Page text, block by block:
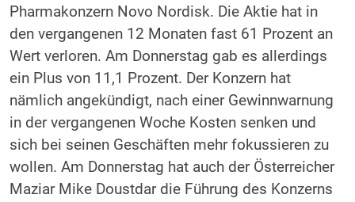
Pharmakonzern Novo Nordisk. Die Aktie hat in
den vergangenen 12 Monaten fast 61 Prozent an
Wert verloren. Am Donnerstag gab es allerdings
ein Plus von 11,1 Prozent. Der Konzern hat
nämlich angekündigt, nach einer Gewinnwarnung
in der vergangenen Woche Kosten senken und
sich bei seinen Geschäften mehr fokussieren zu
wollen. Am Donnerstag hat auch der Österreicher
Maziar Mike Doustdar die Führung des Konzerns